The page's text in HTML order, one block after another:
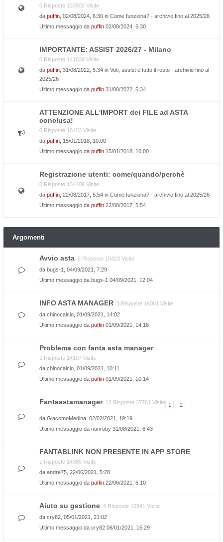
0 Risposte 133502 Visite
da puffin , 02/08/2024, 6:30 in Come funziona? - archivio fino al 2025/26
Ultimo messaggio da puffin 02/08/2024, 6:30
IMPORTANTE: ASSIST 2026/27 - Milano
0 Risposte 141839 Visite
da puffin , 31/08/2022, 5:34 in Voti, assist e tutto il resto - archivio fino al
2025/26
Ultimo messaggio da puffin 31/08/2022, 5:34
ATTENZIONE ALL'IMPORT dei FILE ad ASTA
conclusa!
0 Risposte 16403 Visite
da puffin , 15/01/2018, 10:00
Ultimo messaggio da puffin 15/01/2018, 10:00
Registrazione utenti: come/quando/perchè
0 Risposte 134406 Visite
da puffin , 22/08/2017, 5:54 in Come funziona? - archivio fino al 2025/26
Ultimo messaggio da puffin 22/08/2017, 5:54
Argomenti
Avvio asta 2 Risposte 15423 Visite
da bugs-1
, 04/09/2021, 7:29
Ultimo messaggio da bugs-1 04/09/2021, 12:04
INFO ASTA MANAGER 3 Risposte 16081 Visite
da chinocalcio , 01/09/2021, 14:02
Ultimo messaggio da puffin 01/09/2021, 14:16
Problema con fanta asta manager
1 Risposte 14107 Visite
da chinocalcio , 01/09/2021, 10:11
Ultimo messaggio da puffin 01/09/2021, 10:14
Fantaastamanager 13 Risposte 37761 Visite 1 2
da GiacomoMedina , 02/02/2021, 19:19
Ultimo messaggio da nunroby 31/08/2021, 6:43
FANTABLINK NON PRESENTE IN APP STORE
1 Risposte 14369 Visite
da andre75 , 22/06/2021, 5:28
Ultimo messaggio da puffin 22/06/2021, 6:10
Aiuto su gestione 4 Risposte 16541 Visite
da cry82 , 05/01/2021, 21:02
Ultimo messaggio da cry82 06/01/2021, 15:29